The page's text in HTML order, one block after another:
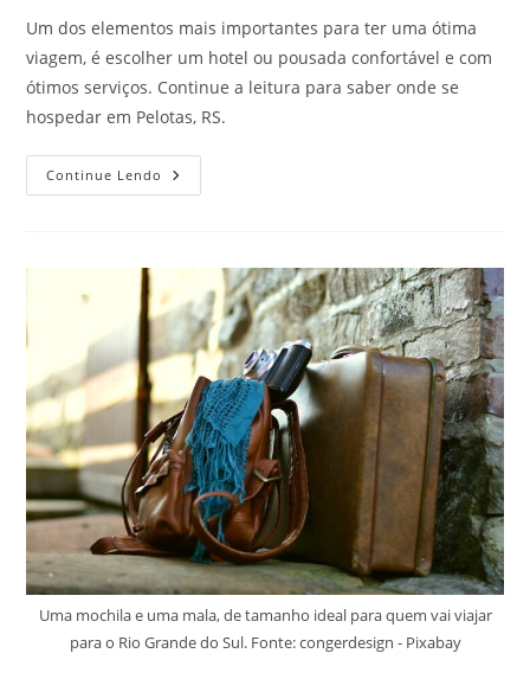
Um dos elementos mais importantes para ter uma ótima
viagem, é escolher um hotel ou pousada confortável e com
ótimos serviços. Continue a leitura para saber onde se
hospedar em Pelotas, RS.
Continue Lendo Saiba
Onde
RS!
Uma mochila e uma mala, de tamanho ideal para quem vai viajar
para o Rio Grande do Sul. Fonte: congerdesign - Pixabay